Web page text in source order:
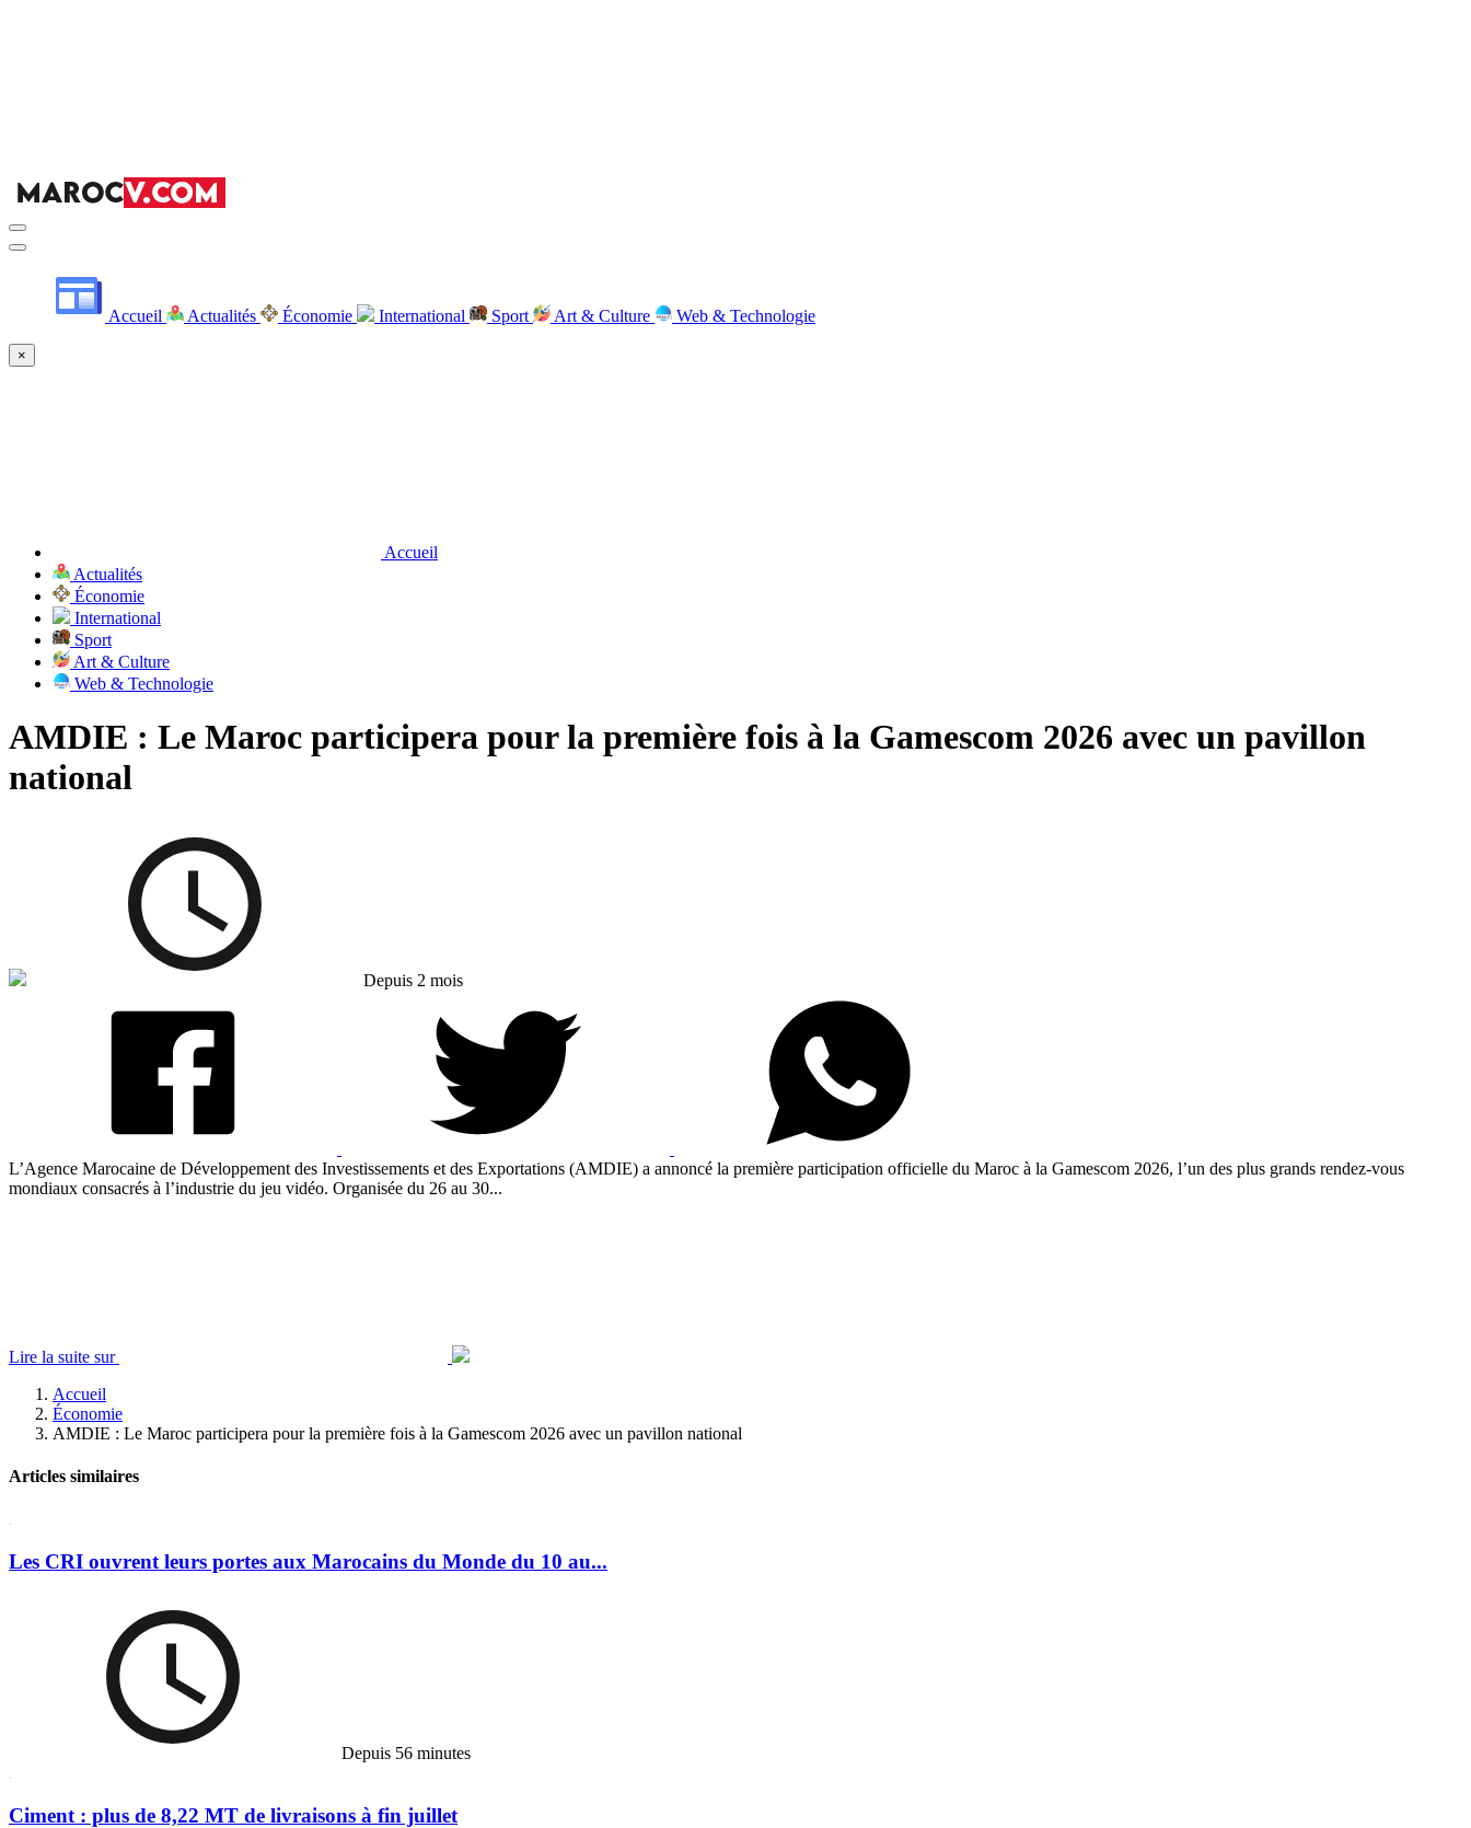
Accueil Actualités Économie International Sport Art & Culture Web & Technologie
×
Accueil
Actualités
Économie
International
Sport
Art & Culture
Web & Technologie
AMDIE : Le Maroc participera pour la première fois à la Gamescom 2026 avec un pavillon
national
Depuis 2 mois
L’Agence Marocaine de Développement des Investissements et des Exportations (AMDIE) a annoncé la première participation officielle du Maroc à la Gamescom 2026, l’un des plus grands rendez-vous
mondiaux consacrés à l’industrie du jeu vidéo. Organisée du 26 au 30...
Lire la suite sur
Accueil
Économie
AMDIE : Le Maroc participera pour la première fois à la Gamescom 2026 avec un pavillon national
Articles similaires
Les CRI ouvrent leurs portes aux Marocains du Monde du 10 au...
Depuis 56 minutes
Ciment : plus de 8,22 MT de livraisons à fin juillet